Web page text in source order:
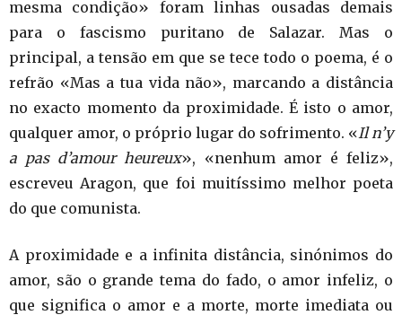
mesma condição» foram linhas ousadas demais
para o fascismo puritano de Salazar. Mas o
principal, a tensão em que se tece todo o poema, é o
refrão «Mas a tua vida não», marcando a distância
no exacto momento da proximidade. É isto o amor,
qualquer amor, o próprio lugar do sofrimento. «Il n’y
a pas d’amour heureux», «nenhum amor é feliz»,
escreveu Aragon, que foi muitíssimo melhor poeta
do que comunista.
A proximidade e a infinita distância, sinónimos do
amor, são o grande tema do fado, o amor infeliz, o
que significa o amor e a morte, morte imediata ou